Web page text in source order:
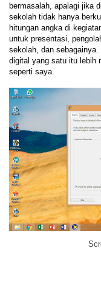
bermasalah, apalagi jika
sekolah tidak hanya
hitungan angka di
untuk presentasi,
sekolah, dan
digital yang satu itu lebih
seperti saya.